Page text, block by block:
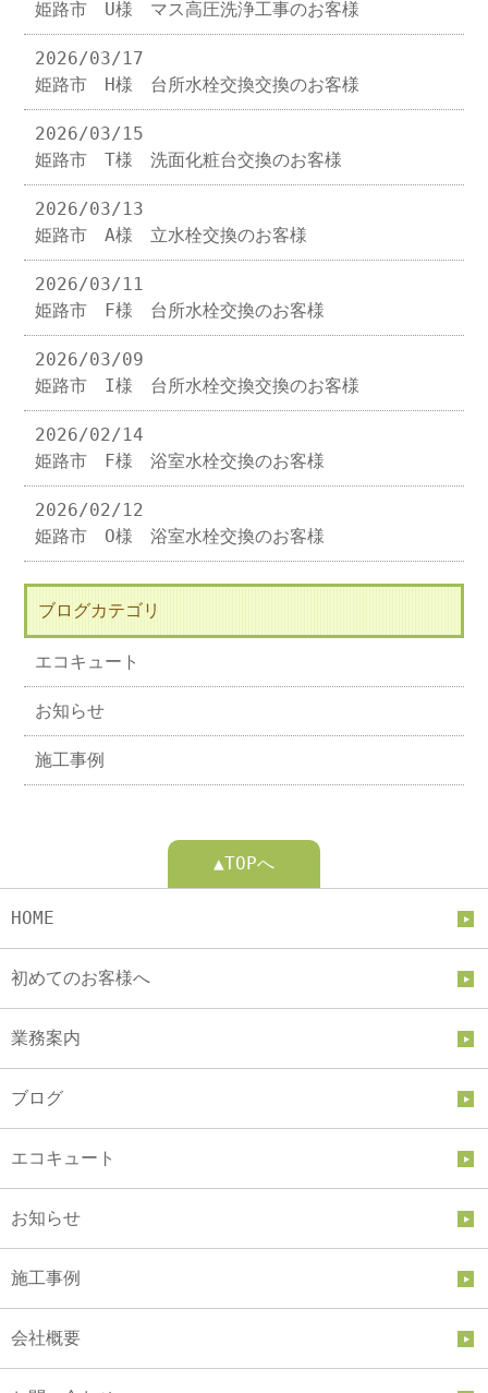
姫路市 U様 マス高圧洗浄工事のお客様
2026/03/17
姫路市 H様 台所水栓交換交換のお客様
2026/03/15
姫路市 T様 洗面化粧台交換のお客様
2026/03/13
姫路市 A様 立水栓交換のお客様
2026/03/11
姫路市 F様 台所水栓交換のお客様
2026/03/09
姫路市 I様 台所水栓交換交換のお客様
2026/02/14
姫路市 F様 浴室水栓交換のお客様
2026/02/12
姫路市 O様 浴室水栓交換のお客様
ブログカテゴリ
エコキュート
お知らせ
施工事例
▲TOPへ
HOME
初めてのお客様へ
業務案内
ブログ
エコキュート
お知らせ
施工事例
会社概要